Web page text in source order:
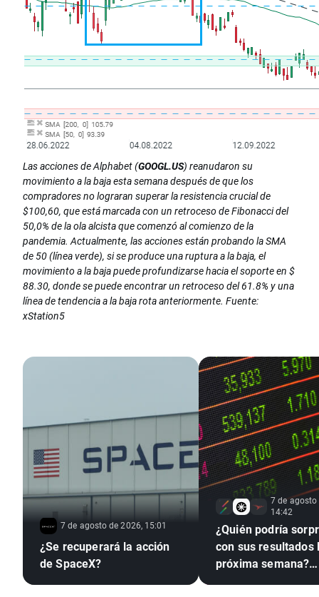
Las acciones de Alphabet (GOOGL.US) reanudaron su
movimiento a la baja esta semana después de que los
compradores no lograran superar la resistencia crucial de
$100,60, que está marcada con un retroceso de Fibonacci del
50,0% de la ola alcista que comenzó al comienzo de la
pandemia. Actualmente, las acciones están probando la SMA
de 50 (línea verde), si se produce una ruptura a la baja, el
movimiento a la baja puede profundizarse hacia el soporte en $
88.30, donde se puede encontrar un retroceso del 61.8% y una
línea de tendencia a la baja rota anteriormente. Fuente:
xStation5
7 de agosto de 2026, 15:01
¿Se recuperará la acción
de SpaceX?
7 de agosto
14:42
¿Quién podría
con sus resultados
próxima semana?